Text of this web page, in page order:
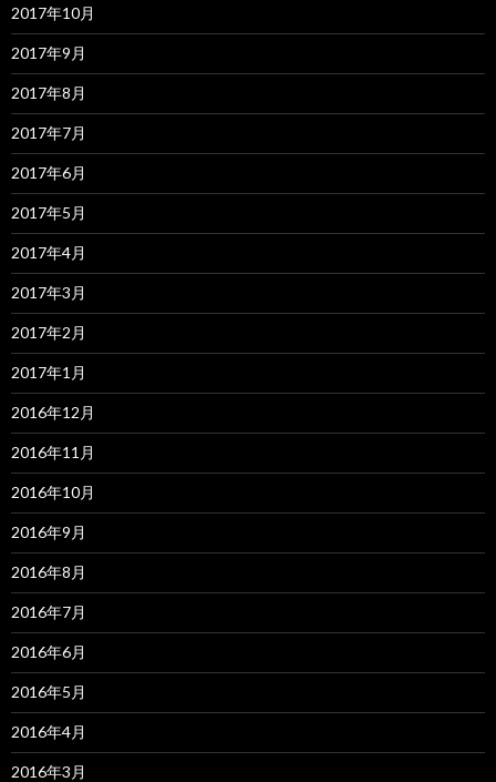
2017年10月
2017年9月
2017年8月
2017年7月
2017年6月
2017年5月
2017年4月
2017年3月
2017年2月
2017年1月
2016年12月
2016年11月
2016年10月
2016年9月
2016年8月
2016年7月
2016年6月
2016年5月
2016年4月
2016年3月